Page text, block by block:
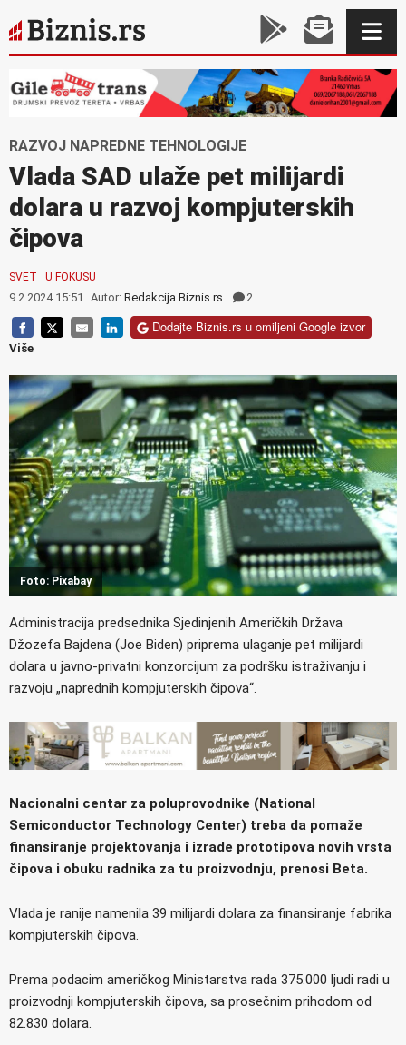
RAZVOJ NAPREDNE TEHNOLOGIJE
Vlada SAD ulaže pet milijardi
dolara u razvoj kompjuterskih
čipova
SVET U FOKUSU
9.2.2024 15:51 Autor: Redakcija Biznis.rs 2
Dodajte Biznis.rs u omiljeni Google izvor
Više
Foto: Pixabay
Administracija predsednika Sjedinjenih Američkih Država
Džozefa Bajdena (Joe Biden) priprema ulaganje pet milijardi
dolara u javno-privatni konzorcijum za podršku istraživanju i
razvoju „naprednih kompjuterskih čipova“.
Nacionalni centar za poluprovodnike (National
Semiconductor Technology Center) treba da pomaže
finansiranje projektovanja i izrade prototipova novih vrsta
čipova i obuku radnika za tu proizvodnju, prenosi Beta.
Vlada je ranije namenila 39 milijardi dolara za finansiranje fabrika
kompjuterskih čipova.
Prema podacim američkog Ministarstva rada 375.000 ljudi radi u
proizvodnji kompjuterskih čipova, sa prosečnim prihodom od
82.830 dolara.